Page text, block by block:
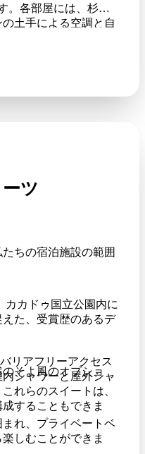
。各部屋には、杉の
土手による空調と自
グループに最適で
ツ
ちの宿泊施設の範囲
カカドゥ国立公園内に
た、受賞歴のあるデ
リアフリーアクセス
シャワーと屋外シャ
れらのスイートは、
することもできま
そよ風のオプショ
れ、プライベートベ
しむことができま